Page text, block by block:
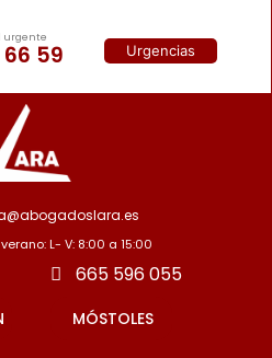
urgente
59 Urgencias
L- V: 8:00 a 15:00
665 596 055
MÓSTOLES